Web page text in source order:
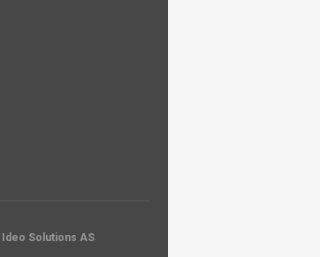
Ideo Solutions AS